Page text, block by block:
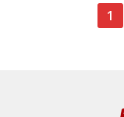
1